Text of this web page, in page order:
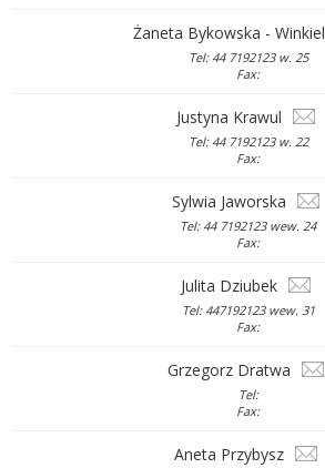
Żaneta Bykowska - Winkiel
Tel: 44 7192123 w. 25
Fax:
Justyna Krawul
Tel: 44 7192123 w. 22
Fax:
Sylwia Jaworska
Tel: 44 7192123 wew. 24
Fax:
Julita Dziubek
Tel: 447192123 wew. 31
Fax:
Grzegorz Dratwa
Tel:
Fax:
Aneta Przybysz